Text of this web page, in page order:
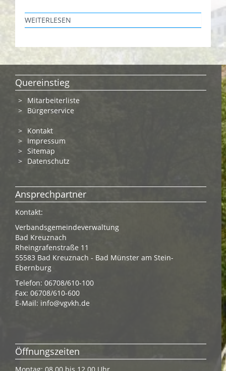
WEITERLESEN
Quereinstieg
Mitarbeiterliste
Bürgerservice
Kontakt
Impressum
Sitemap
Datenschutz
Ansprechpartner
Kontakt:
Verbandsgemeindeverwaltung
Bad Kreuznach
Rheingrafenstraße 11
55583 Bad Kreuznach - Bad Münster am Stein-
Ebernburg
Telefon: 06708/610-100
Fax: 06708/610-600
E-Mail: info@vgvkh.de
Öffnungszeiten